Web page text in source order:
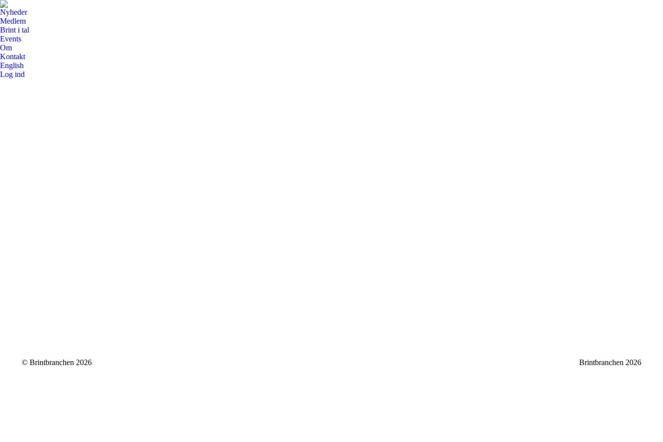
Nyheder
Medlem
Brint i tal
Events
Om
Kontakt
English
Log ind
© Brintbranchen 2026 Brintbranchen 2026